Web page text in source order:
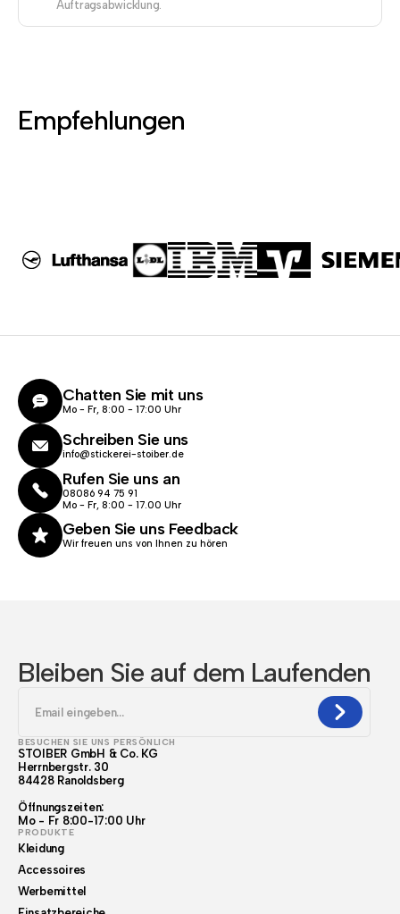
Auftragsabwicklung.
Empfehlungen
Chatten Sie mit uns
Mo - Fr, 8:00 - 17:00 Uhr
Schreiben Sie uns
info@stickerei-stoiber.de
Rufen Sie uns an
08086 94 75 91
Mo - Fr, 8:00 - 17.00 Uhr
Geben Sie uns Feedback
Wir freuen uns von Ihnen zu hören
Bleiben Sie auf dem Laufenden
BESUCHEN SIE UNS PERSÖNLICH
STOIBER GmbH & Co. KG
Herrnbergstr. 30
84428 Ranoldsberg
Öffnungszeiten:
Mo - Fr 8:00-17:00 Uhr
PRODUKTE
Kleidung
Accessoires
Werbemittel